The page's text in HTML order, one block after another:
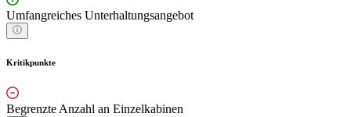
Umfangreiches Unterhaltungsangebot
Kritikpunkte
Begrenzte Anzahl an Einzelkabinen